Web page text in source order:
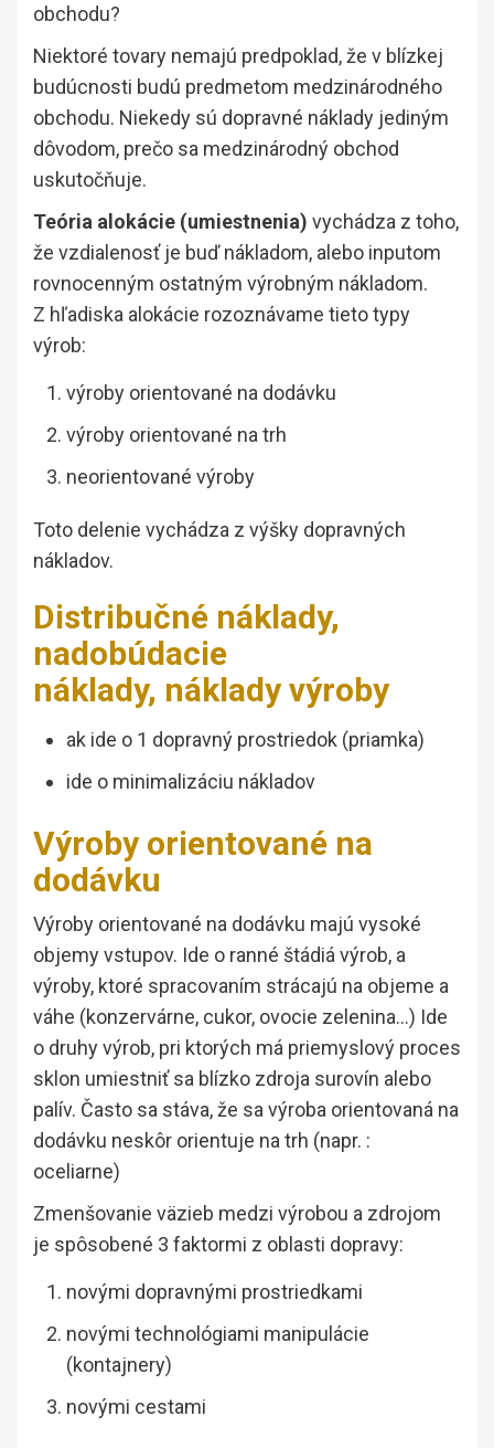
obchodu?
Niektoré tovary nemajú predpoklad, že v blízkej
budúcnosti budú predmetom medzinárodného
obchodu. Niekedy sú dopravné náklady jediným
dôvodom, prečo sa medzinárodný obchod
uskutočňuje.
Teória alokácie (umiestnenia) vychádza z toho,
že vzdialenosť je buď nákladom, alebo inputom
rovnocenným ostatným výrobným nákladom.
Z hľadiska alokácie rozoznávame tieto typy
výrob:
výroby orientované na dodávku
výroby orientované na trh
neorientované výroby
Toto delenie vychádza z výšky dopravných
nákladov.
Distribučné náklady,
nadobúdacie
náklady, náklady výroby
ak ide o 1 dopravný prostriedok (priamka)
ide o minimalizáciu nákladov
Výroby orientované na
dodávku
Výroby orientované na dodávku majú vysoké
objemy vstupov. Ide o ranné štádiá výrob, a
výroby, ktoré spracovaním strácajú na objeme a
váhe (konzervárne, cukor, ovocie zelenina…) Ide
o druhy výrob, pri ktorých má priemyslový proces
sklon umiestniť sa blízko zdroja surovín alebo
palív. Často sa stáva, že sa výroba orientovaná na
dodávku neskôr orientuje na trh (napr. :
oceliarne)
Zmenšovanie väzieb medzi výrobou a zdrojom
je spôsobené 3 faktormi z oblasti dopravy:
novými dopravnými prostriedkami
novými technológiami manipulácie
(kontajnery)
novými cestami